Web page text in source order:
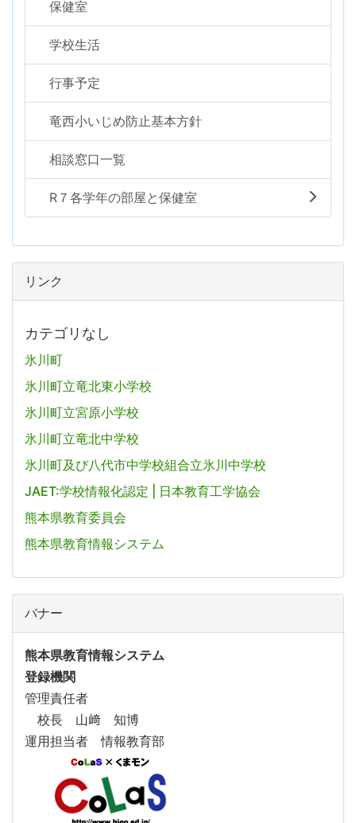
保健室
学校生活
行事予定
竜西小いじめ防止基本方針
相談窓口一覧
R７各学年の部屋と保健室
リンク
カテゴリなし
氷川町
氷川町立竜北東小学校
氷川町立宮原小学校
氷川町立竜北中学校
氷川町及び八代市中学校組合立氷川中学校
JAET:学校情報化認定 | 日本教育工学協会
熊本県教育委員会
熊本県教育情報システム
バナー
熊本県教育情報システム
登録機関
管理責任者
校長 山﨑 知博
運用担当者 情報教育部